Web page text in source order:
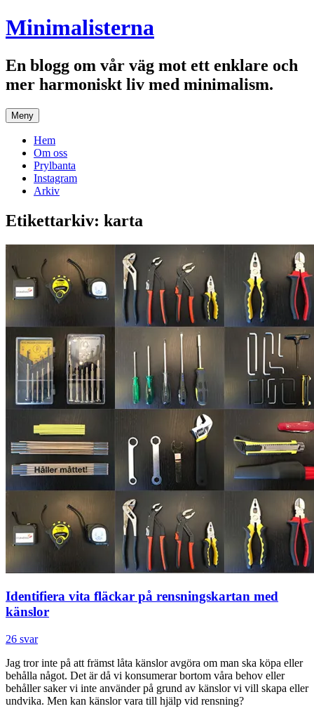
Hoppa
till
Minimalisterna
En blogg om vår väg mot ett enklare och
mer harmoniskt liv med minimalism.
Meny
Hem
Om oss
Prylbanta
Instagram
Arkiv
Etikettarkiv: karta
Identifiera vita fläckar på rensningskartan med
känslor
26 svar
Jag tror inte på att främst låta känslor avgöra om man ska köpa eller
behålla något. Det är då vi konsumerar bortom våra behov eller
behåller saker vi inte använder på grund av känslor vi vill skapa eller
undvika. Men kan känslor vara till hjälp vid rensning?